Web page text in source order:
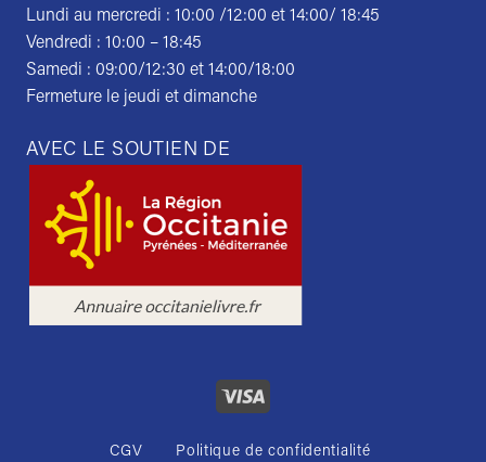
Lundi au mercredi : 10:00 /12:00 et 14:00/ 18:45
Vendredi : 10:00 – 18:45
Samedi : 09:00/12:30 et 14:00/18:00
Fermeture le jeudi et dimanche
AVEC LE SOUTIEN DE
CGV Politique de confidentialité